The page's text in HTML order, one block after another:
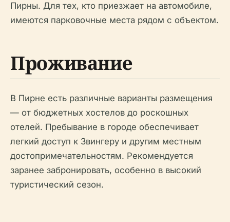
Пирны. Для тех, кто приезжает на автомобиле,
имеются парковочные места рядом с объектом.
Проживание
В Пирне есть различные варианты размещения
— от бюджетных хостелов до роскошных
отелей. Пребывание в городе обеспечивает
легкий доступ к Звингеру и другим местным
достопримечательностям. Рекомендуется
заранее забронировать, особенно в высокий
туристический сезон.